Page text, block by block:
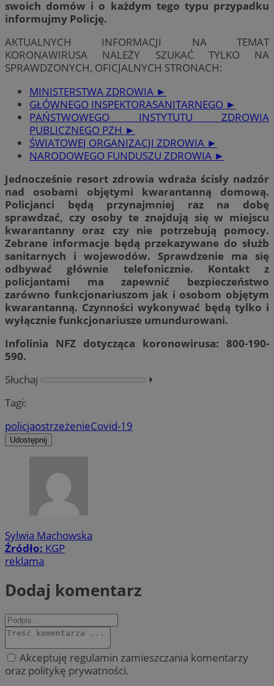
swoich domów i o każdym tego typu przypadku
informujmy Policję.
AKTUALNYCH INFORMACJI NA TEMAT
KORONAWIRUSA NALEŻY SZUKAĆ TYLKO NA
SPRAWDZONYCH, OFICJALNYCH STRONACH:
MINISTERSTWA ZDROWIA ►
GŁÓWNEGO INSPEKTORASANITARNEGO ►
PAŃSTWOWEGO INSTYTUTU ZDROWIA
PUBLICZNEGO PZH ►
ŚWIATOWEJ ORGANIZACJI ZDROWIA ►
NARODOWEGO FUNDUSZU ZDROWIA ►
Jednocześnie resort zdrowia wdraża ścisły nadzór
nad osobami objętymi kwarantanną domową.
Policjanci będą przynajmniej raz na dobę
sprawdzać, czy osoby te znajdują się w miejscu
kwarantanny oraz czy nie potrzebują pomocy.
Zebrane informacje będą przekazywane do służb
sanitarnych i wojewodów. Sprawdzenie ma się
odbywać głównie telefonicznie. Kontakt z
policjantami ma zapewnić bezpieczeństwo
zarówno funkcjonariuszom jak i osobom objętym
kwarantanną. Czynności wykonywać będą tylko i
wyłącznie funkcjonariusze umundurowani.
Infolinia NFZ dotycząca koronowirusa: 800-190-
590.
Słuchaj
⏵︎
Tagi:
policjaostrzeżenieCovid-19
Udostępnij
Sylwia Machowska
Źródło: KGP
reklama
Dodaj komentarz
Akceptuję regulamin zamieszczania komentarzy
oraz politykę prywatności.